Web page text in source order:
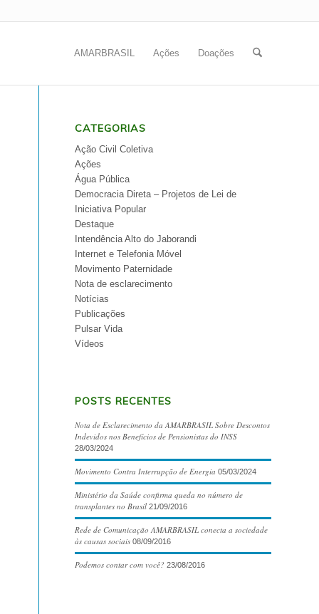
AMARBRASIL Ações Doações
CATEGORIAS
Ação Civil Coletiva
Ações
Água Pública
Democracia Direta – Projetos de Lei de
Iniciativa Popular
Destaque
Intendência Alto do Jaborandi
Internet e Telefonia Móvel
Movimento Paternidade
Nota de esclarecimento
Notícias
Publicações
Pulsar Vida
Vídeos
POSTS RECENTES
Nota de Esclarecimento da AMARBRASIL Sobre Descontos
Indevidos nos Benefícios de Pensionistas do INSS
28/03/2024
Movimento Contra Interrupção de Energia 05/03/2024
Ministério da Saúde confirma queda no número de
transplantes no Brasil 21/09/2016
Rede de Comunicação AMARBRASIL conecta a sociedade
às causas sociais 08/09/2016
Podemos contar com você? 23/08/2016